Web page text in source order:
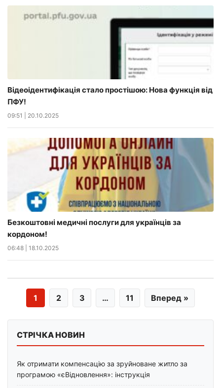
Відеоідентифікація стало простішою: Нова функція від
ПФУ!
09:51 20.10.2025
Безкоштовні медичні послуги для українців за
кордоном!
06:48 18.10.2025
1 2 3 … 11 Вперед »
СТРІЧКА НОВИН
Як отримати компенсацію за зруйноване житло за
програмою «єВідновлення»: інструкція